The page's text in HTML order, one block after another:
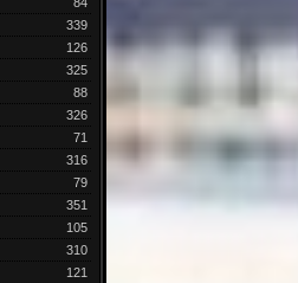
339
126
325
88
326
71
316
79
351
105
310
121